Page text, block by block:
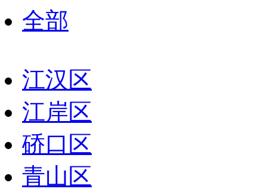
全部
江汉区
江岸区
硚口区
青山区